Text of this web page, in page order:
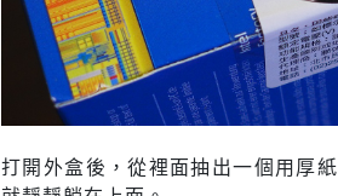
打開外盒後，從裡面抽出一個用厚